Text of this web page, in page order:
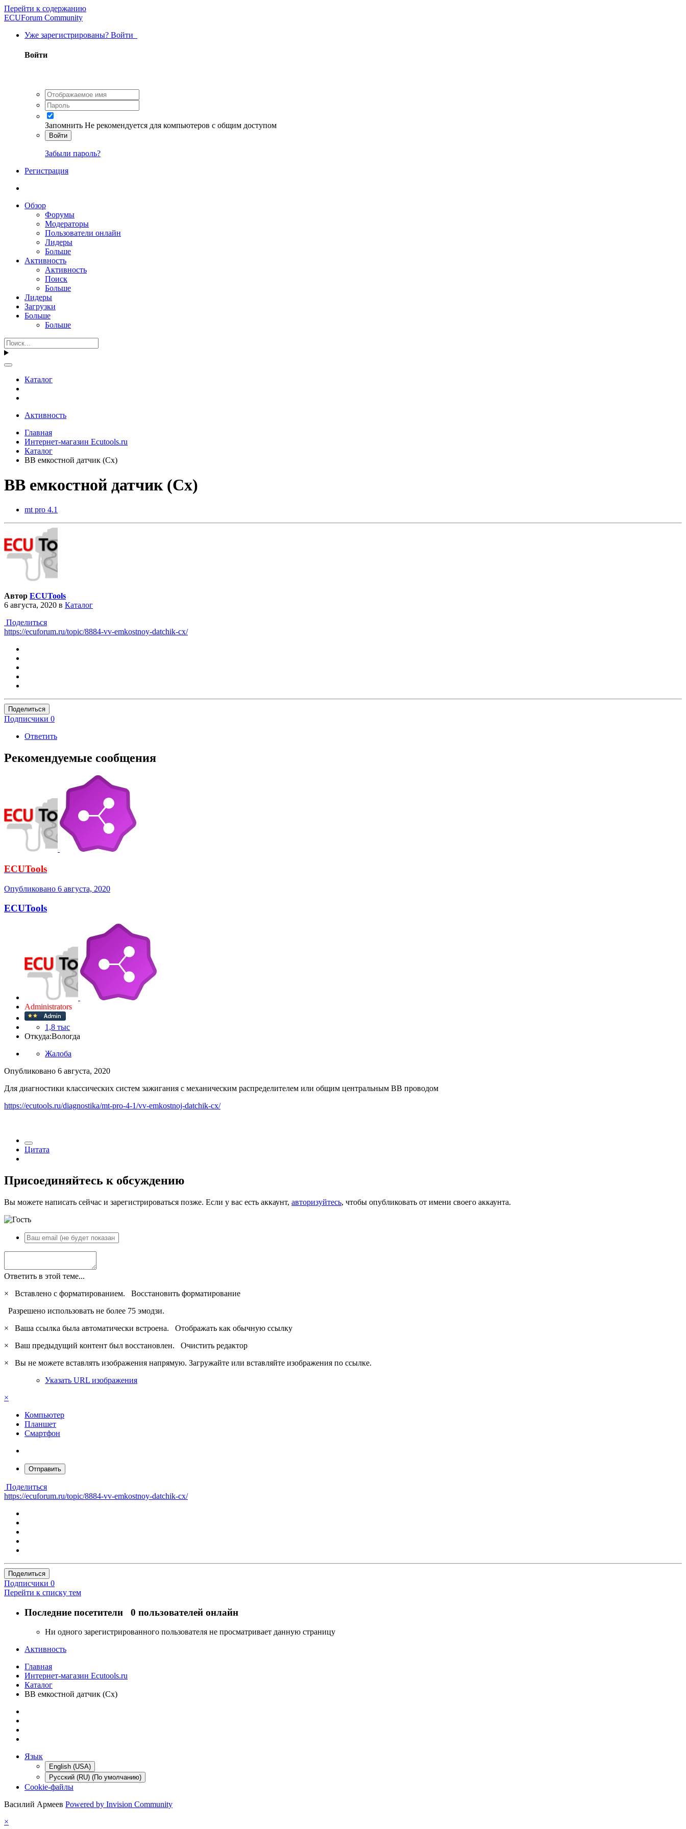
Перейти к содержанию
ECUForum Community
Уже зарегистрированы? Войти
Войти
Запомнить Не рекомендуется для компьютеров с общим доступом
Войти
Забыли пароль?
Регистрация
Обзор
Форумы
Модераторы
Пользователи онлайн
Лидеры
Больше
Активность
Активность
Поиск
Больше
Лидеры
Загрузки
Больше
Больше
Каталог
Активность
Главная
Интернет-магазин Ecutools.ru
Каталог
ВВ емкостной датчик (Cx)
ВВ емкостной датчик (Cx)
mt pro 4.1
Автор ECUTools
6 августа, 2020 в Каталог
Поделиться
https://ecuforum.ru/topic/8884-vv-emkostnoy-datchik-cx/
Поделиться
Подписчики 0
Ответить
Рекомендуемые сообщения
ECUTools
Опубликовано 6 августа, 2020
ECUTools
Administrators
1,8 тыс
Откуда:Вологда
Жалоба
Опубликовано 6 августа, 2020
Для диагностики классических систем зажигания с механическим распределителем или общим центральным ВВ проводом
https://ecutools.ru/diagnostika/mt-pro-4-1/vv-emkostnoj-datchik-cx/
Цитата
Присоединяйтесь к обсуждению
Вы можете написать сейчас и зарегистрироваться позже. Если у вас есть аккаунт, авторизуйтесь, чтобы опубликовать от имени своего аккаунта.
Ответить в этой теме...
×
Вставлено с форматированием. Восстановить форматирование
Разрешено использовать не более 75 эмодзи.
×
Ваша ссылка была автоматически встроена. Отображать как обычную ссылку
×
Ваш предыдущий контент был восстановлен. Очистить редактор
×
Вы не можете вставлять изображения напрямую. Загружайте или вставляйте изображения по ссылке.
Указать URL изображения
×
Компьютер
Планшет
Смартфон
Отправить
Поделиться
https://ecuforum.ru/topic/8884-vv-emkostnoy-datchik-cx/
Поделиться
Подписчики 0
Перейти к списку тем
Последние посетители 0 пользователей онлайн
Ни одного зарегистрированного пользователя не просматривает данную страницу
Активность
Главная
Интернет-магазин Ecutools.ru
Каталог
ВВ емкостной датчик (Cx)
Язык
English (USA)
Русский (RU) (По умолчанию)
Cookie-файлы
Василий Армеев Powered by Invision Community
×